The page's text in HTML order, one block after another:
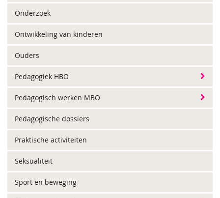
Onderzoek
Ontwikkeling van kinderen
Ouders
Pedagogiek HBO
Pedagogisch werken MBO
Pedagogische dossiers
Praktische activiteiten
Seksualiteit
Sport en beweging